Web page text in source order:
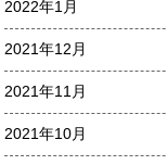
2022年1月
2021年12月
2021年11月
2021年10月